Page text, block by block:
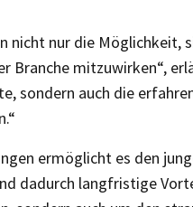
nicht nur die Möglichkeit,
Branche mitzuwirken“,
sondern auch die
ermöglicht es den
dadurch langfristige